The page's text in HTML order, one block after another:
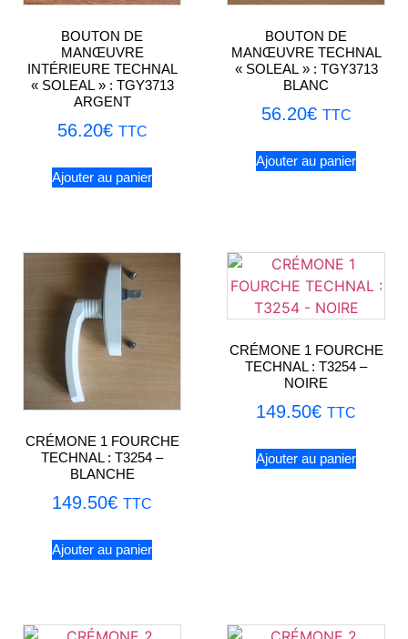
BOUTON DE
MANŒUVRE
INTÉRIEURE TECHNAL
« SOLEAL » : TGY3713
ARGENT
56.20€ TTC
Ajouter au panier
BOUTON DE
MANŒUVRE TECHNAL
« SOLEAL » : TGY3713
BLANC
56.20€ TTC
Ajouter au panier
CRÉMONE 1 FOURCHE
TECHNAL : T3254 –
BLANCHE
149.50€ TTC
Ajouter au panier
CRÉMONE 1 FOURCHE
TECHNAL : T3254 –
NOIRE
149.50€ TTC
Ajouter au panier